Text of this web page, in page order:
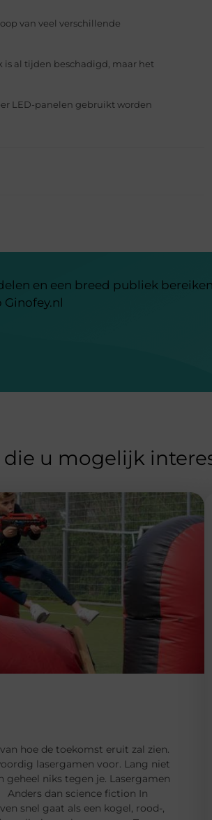
van veel verschillende
is al tijden beschadigd, maar het
LED-panelen gebruikt worden
en een breed publiek
die u mogelijk
hoe de toekomst eruit zal zien.
lasergamen voor. Lang niet
geheel niks tegen je. Lasergamen
dan science fiction In
snel gaat als een kogel, rood-,